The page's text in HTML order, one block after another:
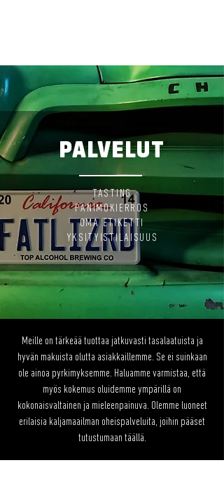
PALVELUT
TASTING
PANIMOKIERROS
OMA ETIKETTI
YKSITYISTILAISUUS
Meille on tärkeää tuottaa jatkuvasti tasalaatuista ja
hyvän makuista olutta asiakkaillemme. Se ei suinkaan
ole ainoa pyrkimyksemme. Haluamme varmistaa, että
myös kokemus oluidemme ympärillä on
kokonaisvaltainen ja mieleenpainuva. Olemme luoneet
erilaisia kaljamaailman oheispalveluita, joihin pääset
tutustumaan täällä.